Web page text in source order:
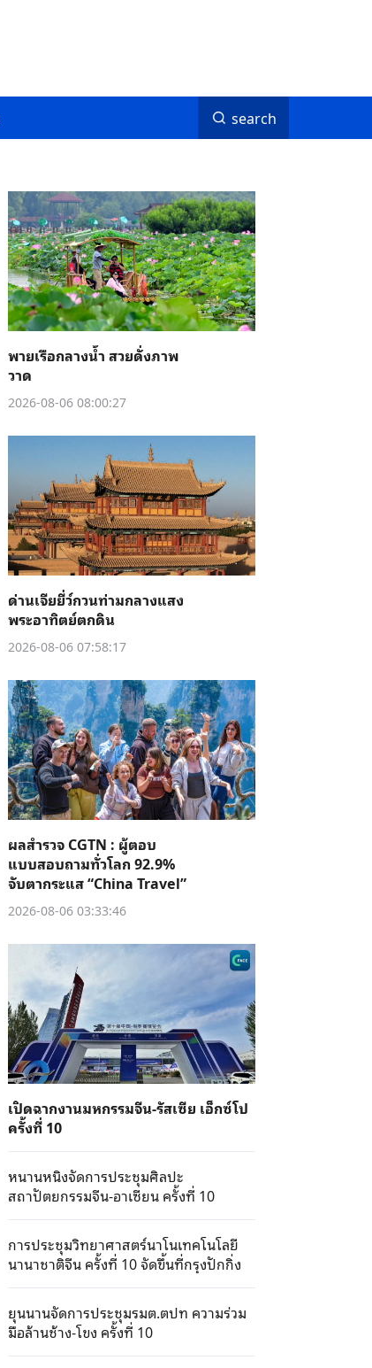
search
พายเรือกลางน้ำ สวยดั่งภาพ
วาด
2026-08-06 08:00:27
ด่านเจียยี่ว์กวนท่ามกลางแสง
พระอาทิตย์ตกดิน
2026-08-06 07:58:17
ผลสำรวจ CGTN : ผู้ตอบ
แบบสอบถามทั่วโลก 92.9%
จับตากระแส “China Travel”
2026-08-06 03:33:46
เปิดฉากงานมหกรรมจีน-รัสเซีย เอ็กซ์โป
ครั้งที่ 10
หนานหนิงจัดการประชุมศิลปะ
สถาปัตยกรรมจีน-อาเซียน ครั้งที่ 10
การประชุมวิทยาศาสตร์นาโนเทคโนโลยี
นานาชาติจีน ครั้งที่ 10 จัดขึ้นที่กรุงปักกิ่ง
ยุนนานจัดการประชุมรมต.ตปท ความร่วม
มือล้านช้าง-โขง ครั้งที่ 10